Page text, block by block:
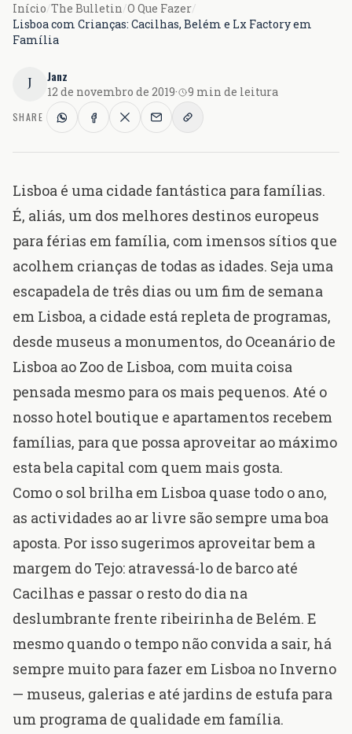
Início/The Bulletin/O Que Fazer/
Lisboa com Crianças: Cacilhas, Belém e Lx Factory em
Família
J Janz
12 de novembro de 2019· 9 min de leitura
SHARE
Lisboa é uma cidade fantástica para famílias.
É, aliás, um dos melhores destinos europeus
para férias em família, com imensos sítios que
acolhem crianças de todas as idades. Seja uma
escapadela de três dias ou um fim de semana
em Lisboa, a cidade está repleta de programas,
desde museus a monumentos, do Oceanário de
Lisboa ao Zoo de Lisboa, com muita coisa
pensada mesmo para os mais pequenos. Até o
nosso hotel boutique e apartamentos recebem
famílias, para que possa aproveitar ao máximo
esta bela capital com quem mais gosta.
Como o sol brilha em Lisboa quase todo o ano,
as actividades ao ar livre são sempre uma boa
aposta. Por isso sugerimos aproveitar bem a
margem do Tejo: atravessá-lo de barco até
Cacilhas e passar o resto do dia na
deslumbrante frente ribeirinha de Belém. E
mesmo quando o tempo não convida a sair, há
sempre muito para fazer em Lisboa no Inverno
— museus, galerias e até jardins de estufa para
um programa de qualidade em família.